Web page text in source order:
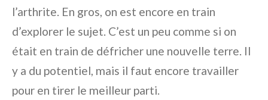
l’arthrite. En gros, on est encore en train
d’explorer le sujet. C’est un peu comme si on
était en train de défricher une nouvelle terre. Il
y a du potentiel, mais il faut encore travailler
pour en tirer le meilleur parti.